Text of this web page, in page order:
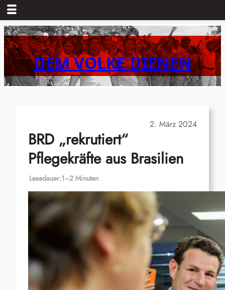
Zum
Inhalt
springenDEM VOLKE DIENEN
2. März 2024
BRD „rekrutiert“
Pflegekräfte aus Brasilien
Lesedauer:1–2 Minuten